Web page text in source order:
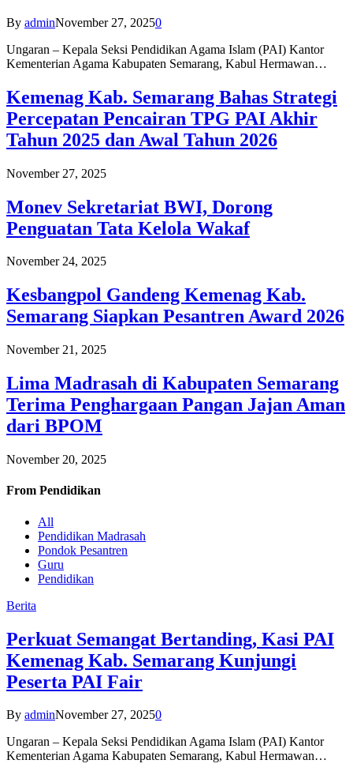
By adminNovember 27, 20250
Ungaran – Kepala Seksi Pendidikan Agama Islam (PAI) Kantor
Kementerian Agama Kabupaten Semarang, Kabul Hermawan…
Kemenag Kab. Semarang Bahas Strategi
Percepatan Pencairan TPG PAI Akhir
Tahun 2025 dan Awal Tahun 2026
November 27, 2025
Monev Sekretariat BWI, Dorong
Penguatan Tata Kelola Wakaf
November 24, 2025
Kesbangpol Gandeng Kemenag Kab.
Semarang Siapkan Pesantren Award 2026
November 21, 2025
Lima Madrasah di Kabupaten Semarang
Terima Penghargaan Pangan Jajan Aman
dari BPOM
November 20, 2025
From Pendidikan
All
Pendidikan Madrasah
Pondok Pesantren
Guru
Pendidikan
Berita
Perkuat Semangat Bertanding, Kasi PAI
Kemenag Kab. Semarang Kunjungi
Peserta PAI Fair
By adminNovember 27, 20250
Ungaran – Kepala Seksi Pendidikan Agama Islam (PAI) Kantor
Kementerian Agama Kabupaten Semarang, Kabul Hermawan…